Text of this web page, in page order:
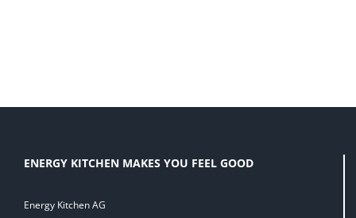
ENERGY KITCHEN MAKES YOU FEEL GOOD
Energy Kitchen AG